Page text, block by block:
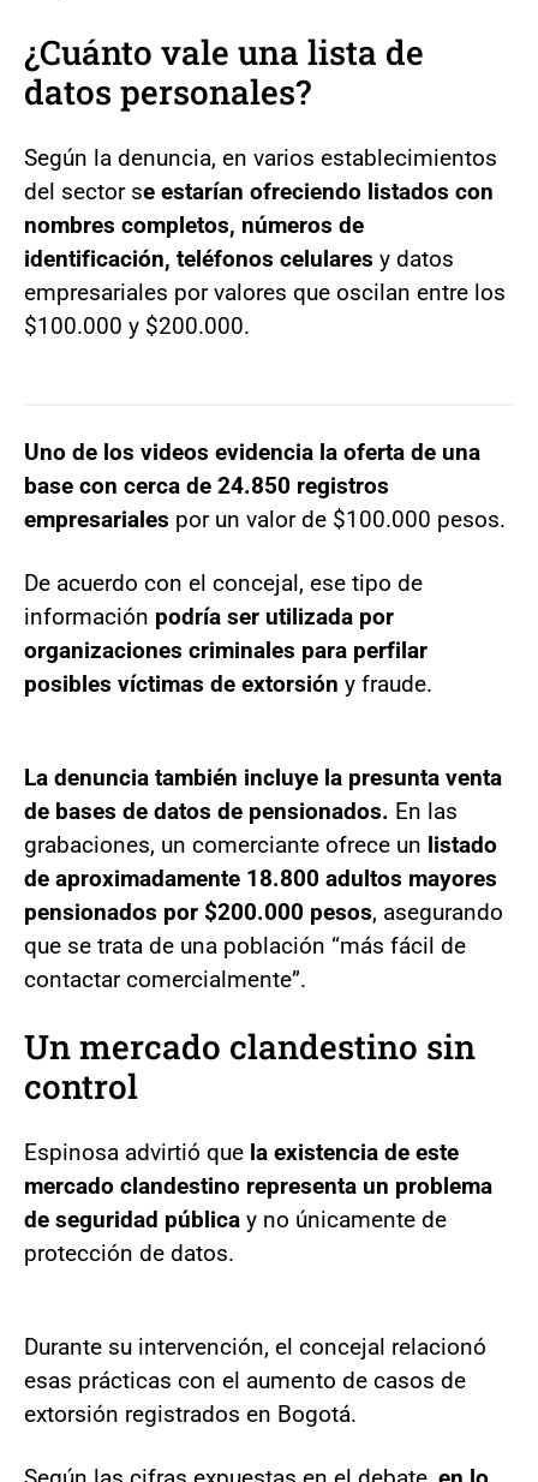
¿Cuánto vale una lista de
datos personales?
Según la denuncia, en varios establecimientos
del sector se estarían ofreciendo listados con
nombres completos, números de
identificación, teléfonos celulares y datos
empresariales por valores que oscilan entre los
$100.000 y $200.000.
Uno de los videos evidencia la oferta de una
base con cerca de 24.850 registros
empresariales por un valor de $100.000 pesos.
De acuerdo con el concejal, ese tipo de
información podría ser utilizada por
organizaciones criminales para perfilar
posibles víctimas de extorsión y fraude.
La denuncia también incluye la presunta venta
de bases de datos de pensionados. En las
grabaciones, un comerciante ofrece un listado
de aproximadamente 18.800 adultos mayores
pensionados por $200.000 pesos, asegurando
que se trata de una población “más fácil de
contactar comercialmente”.
Un mercado clandestino sin
control
Espinosa advirtió que la existencia de este
mercado clandestino representa un problema
de seguridad pública y no únicamente de
protección de datos.
Durante su intervención, el concejal relacionó
esas prácticas con el aumento de casos de
extorsión registrados en Bogotá.